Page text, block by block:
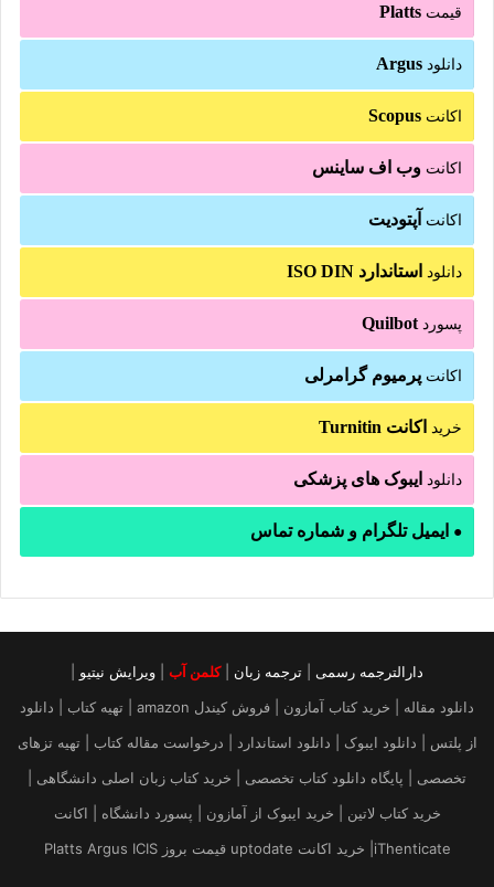
قیمت Platts
دانلود Argus
اکانت Scopus
اکانت وب اف ساینس
اکانت آپتودیت
دانلود استاندارد ISO DIN
پسورد Quilbot
اکانت پرمیوم گرامرلی
خرید اکانت Turnitin
دانلود ایبوک های پزشکی
● ایمیل تلگرام و شماره تماس
دارالترجمه رسمی ترجمه زبان |کلمن آب ویرایش نیتیو
دانلود مقاله | خرید کتاب آمازون | فروش کیندل amazon | تهیه کتاب | دانلود
از پلتس | دانلود ایبوک | دانلود استاندارد | درخواست مقاله کتاب | تهیه تزهای
تخصصی | پایگاه دانلود کتاب تخصصی | خرید کتاب زبان اصلی دانشگاهی |
خرید کتاب لاتین | خرید ایبوک از آمازون | پسورد دانشگاه | اکانت
iThenticate| خريد اكانت uptodate قیمت بروز Platts Argus ICIS